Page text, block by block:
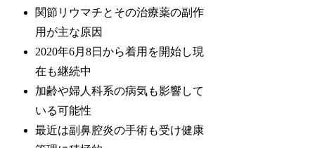
関節リウマチとその治療薬の副作
用が主な原因
2020年6月8日から着用を開始し現
在も継続中
加齢や婦人科系の病気も影響して
いる可能性
最近は副鼻腔炎の手術も受け健康